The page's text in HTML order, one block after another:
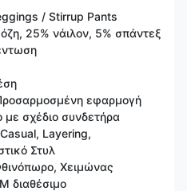
/ Stirrup Pants
25% νάιλον, 5% σπάντεξ
εφαρμογή
σχέδιο συνδετήρα
Layering,
Στυλ
Χειμώνας
διαθέσιμο